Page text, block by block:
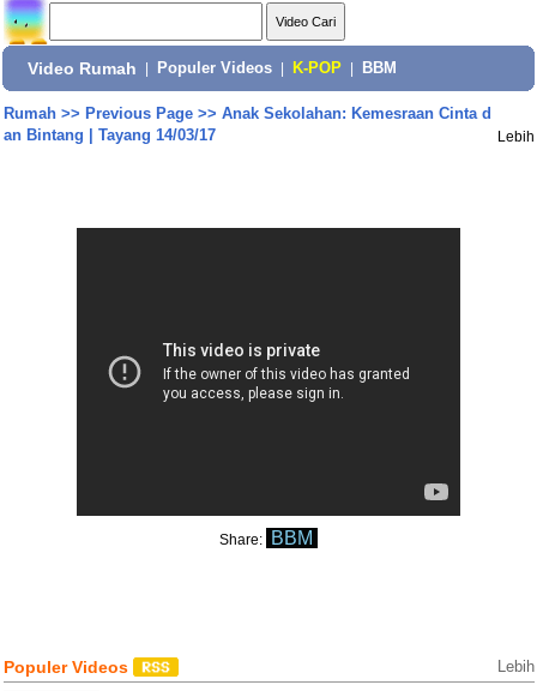
Video Rumah Populer Videos K-POP BBM
Rumah>> Previous Page>> Anak Sekolahan: Kemesraan Cinta d
an Bintang | Tayang 14/03/17
Lebih
Share: BBM
Populer Videos Lebih